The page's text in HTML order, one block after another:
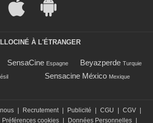
À L'ÉTRANGER
SensaCine Espagne Beyazperde Turquie
Sensacine México Mexique
| Recrutement | Publicité | CGU | CGV |
Préférences cookies | Données Personnelles |